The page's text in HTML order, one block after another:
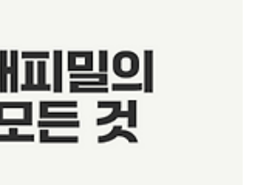
지클리던스 클리어워터 리바이벌